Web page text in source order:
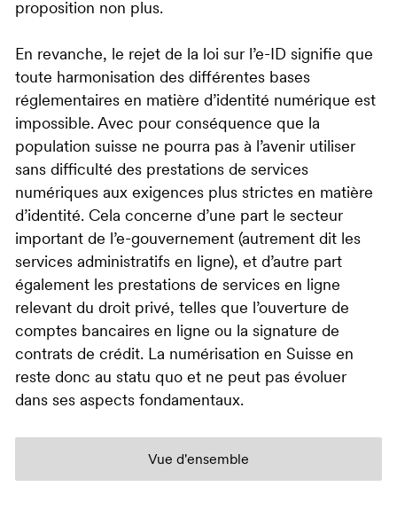
proposition non plus.
En revanche, le rejet de la loi sur l’e-ID signifie que
toute harmonisation des différentes bases
réglementaires en matière d’identité numérique est
impossible. Avec pour conséquence que la
population suisse ne pourra pas à l’avenir utiliser
sans difficulté des prestations de services
numériques aux exigences plus strictes en matière
d’identité. Cela concerne d’une part le secteur
important de l’e-gouvernement (autrement dit les
services administratifs en ligne), et d’autre part
également les prestations de services en ligne
relevant du droit privé, telles que l’ouverture de
comptes bancaires en ligne ou la signature de
contrats de crédit. La numérisation en Suisse en
reste donc au statu quo et ne peut pas évoluer
dans ses aspects fondamentaux.
Vue d'ensemble